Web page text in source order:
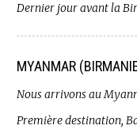
Dernier jour avant la
MYANMAR
Nous arrivons au
Première destination,